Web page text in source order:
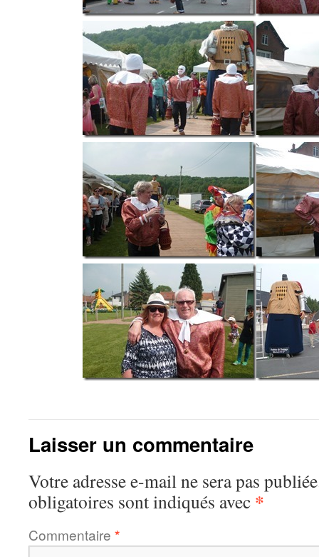
Laisser un commentaire
Votre adresse e-mail ne sera pas
obligatoires sont indiqués avec *
Commentaire *